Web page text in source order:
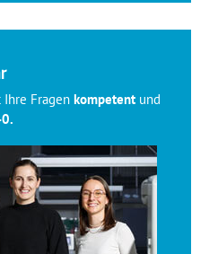
Ihre Fragen kompetent und
.